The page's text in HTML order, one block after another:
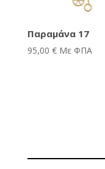
Παραμάνα 17
95,00 € Με ΦΠΑ